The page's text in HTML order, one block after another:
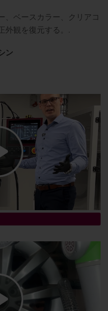
、ベースカラー、クリアコ
外観を復元する。.
ン